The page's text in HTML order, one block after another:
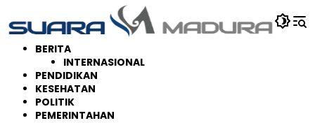
ke
konten
BERITA
INTERNASIONAL
PENDIDIKAN
KESEHATAN
POLITIK
PEMERINTAHAN